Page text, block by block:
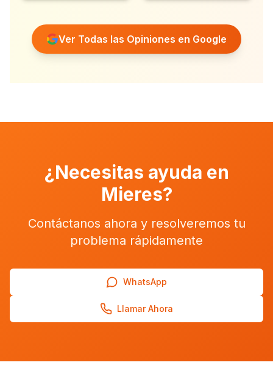
Ver Todas las Opiniones en Google
¿Necesitas ayuda en
Mieres?
Contáctanos ahora y resolveremos tu
problema rápidamente
WhatsApp
Llamar Ahora